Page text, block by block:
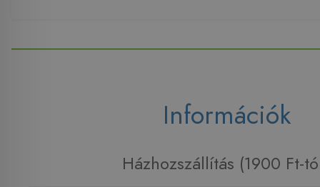
Információk
Házhozszállítás (1900 Ft-